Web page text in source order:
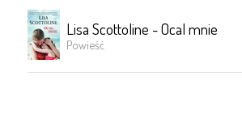
Lisa Scottoline - Ocal mnie
Powieść